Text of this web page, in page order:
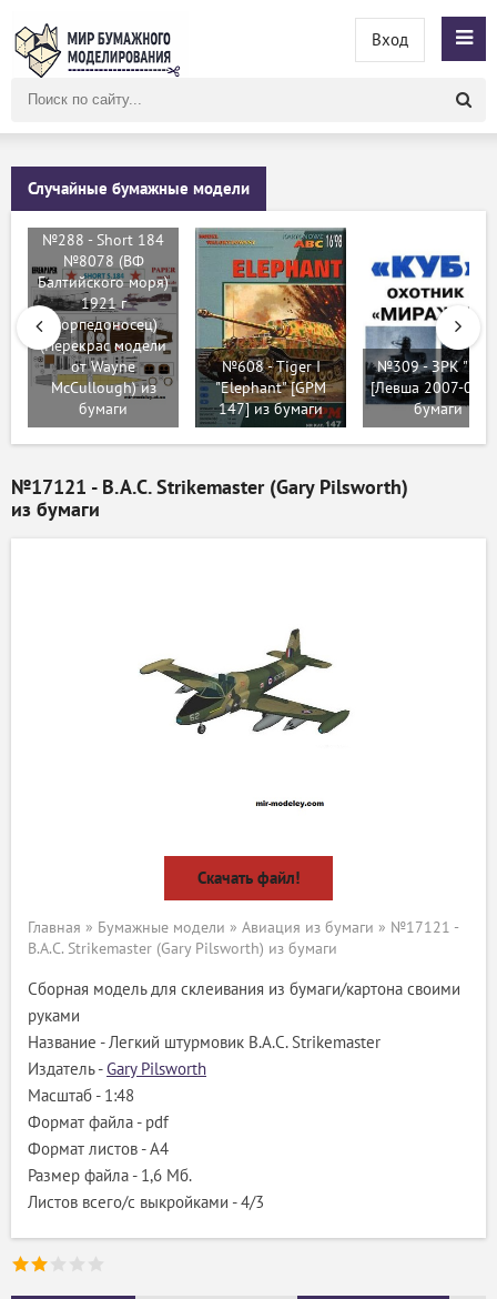
сайту
Вход
Случайные бумажные модели
№288 - Short 184
№8078 (ВФ
Балтийского моря)
1921 г
(торпедоносец)
(Перекрас модели
от Wayne
McCullough) из
бумаги
№608 - Tiger I
"Elephant" [GPM
147] из бумаги
№309 - ЗРК
[Левша 2007-03]
бумаги
№17121 - B.A.C. Strikemaster (Gary Pilsworth)
из бумаги
Скачать файл!
Главная » Бумажные модели » Авиация из бумаги » №17121 -
B.A.C. Strikemaster (Gary Pilsworth) из бумаги
Сборная модель для склеивания из бумаги/картона своими
руками
Название - Легкий штурмовик B.A.C. Strikemaster
Издатель -Gary Pilsworth
Масштаб - 1:48
Формат файла - pdf
Формат листов - A4
Размер файла - 1,6 Мб.
Листов всего/с выкройками - 4/3